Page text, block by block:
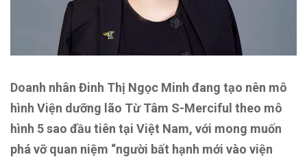
Doanh nhân Đinh Thị Ngọc Minh đang tạo nên mô
hình Viện dưỡng lão Từ Tâm S-Merciful theo mô
hình 5 sao đầu tiên tại Việt Nam, với mong muốn
phá vỡ quan niệm “người bất hạnh mới vào viện